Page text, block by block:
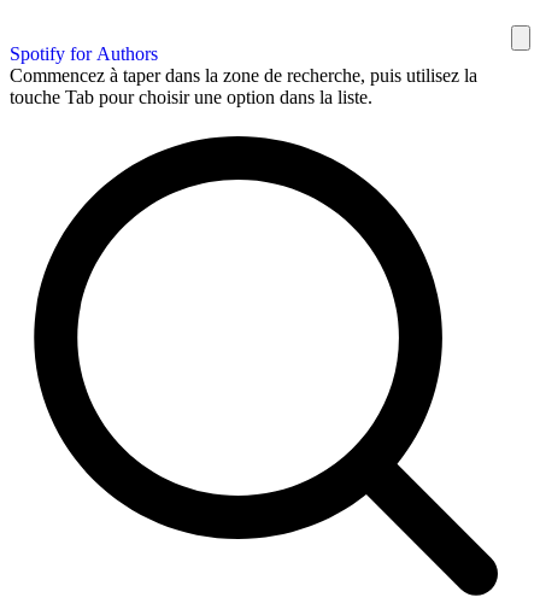
Spotify for Authors
Commencez à taper dans la zone de recherche, puis utilisez la
touche Tab pour choisir une option dans la liste.